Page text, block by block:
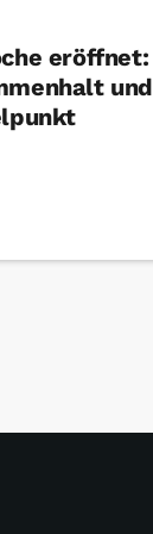
eröffnet:
und